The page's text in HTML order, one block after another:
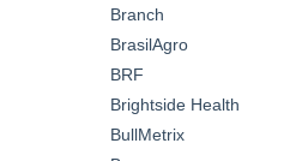
Branch
BrasilAgro
BRF
Brightside Health
BullMetrix